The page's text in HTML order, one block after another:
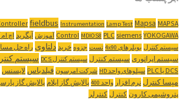
fieldbus Instrumentation Lamp Test Mapsa MAPSA
Control MDIOS8 PLC siemens YOKOGAWA آموزش آپگرید اچ
سیستم کنترل بویلرهای 4x90 تست جزوه خرید دلتاوی راه حل
سیستم اپراتوری سیستم کنترل سیستم کنترل DCS سیستم
‌DCS یا PLC
سیلوهای واحد HD شرکت امرسون فیلدباس لایسنس
مپسا کنترل نرم افزار واحد 400 پالایش گاز ایلام پالایش گاز
پتروشیمی کارون کنترل کنترلر